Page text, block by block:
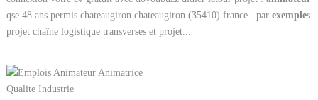
qse 48 ans permis chateaugiron chateaugiron (35410) france...par exemples
projet chaîne logistique transverses et projet...